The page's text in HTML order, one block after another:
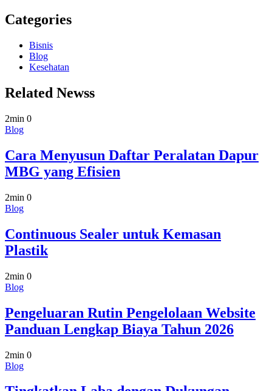
Categories
Bisnis
Blog
Kesehatan
Related Newss
2min 0
Blog
Cara Menyusun Daftar Peralatan Dapur
MBG yang Efisien
2min 0
Blog
Continuous Sealer untuk Kemasan
Plastik
2min 0
Blog
Pengeluaran Rutin Pengelolaan Website
Panduan Lengkap Biaya Tahun 2026
2min 0
Blog